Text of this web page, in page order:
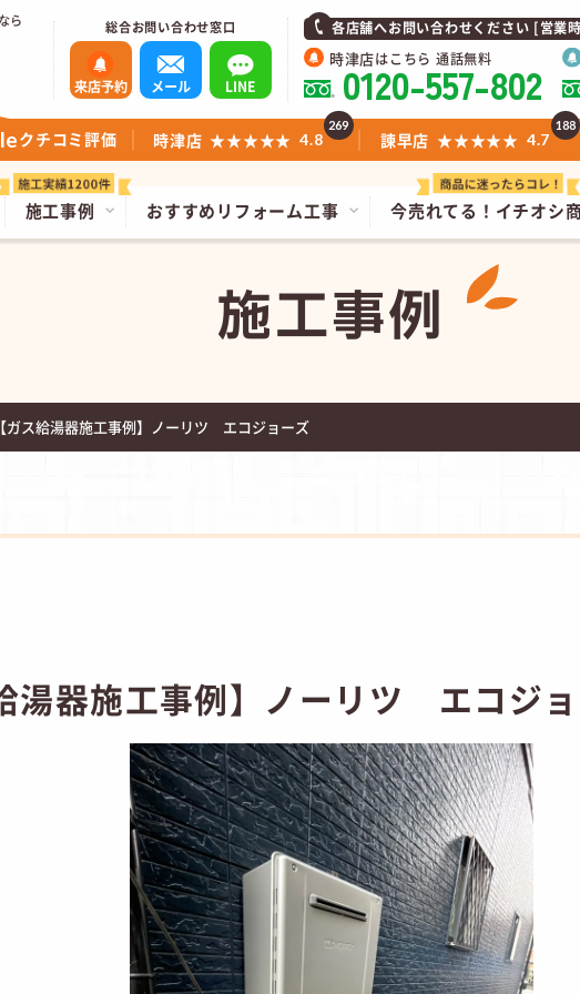
ら 総合お問い合わせ窓口
来店予約 メール LINE
各店舗へお問い合わせください [営
時津店はこちら 通話無料
0120-557-802
今売れてる！ イチオシ
施工事例 おすすめリフォーム工事
クチコミ評価 時津店 ★★★★★ 4.8
269
諫早店 ★★★★★ 4.7
188
施工事例
【ガス給湯器施工事例】ノーリツ エコジョーズ
湯器施工事例】ノーリツ エコジ